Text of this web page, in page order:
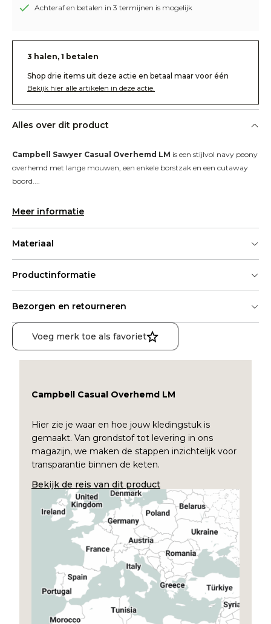
Achteraf en betalen in 3 termijnen is mogelijk
3 halen, 1 betalen
Shop drie items uit deze actie en betaal maar voor één
Bekijk hier alle artikelen in deze actie.
Alles over dit product
Campbell Sawyer Casual Overhemd LM is een stijlvol navy peony
overhemd met lange mouwen, een enkele borstzak en een cutaway
boord....
Meer informatie
Materiaal
Productinformatie
Bezorgen en retourneren
Voeg merk toe als favoriet
Campbell Casual Overhemd LM
Hier zie je waar en hoe jouw kledingstuk is
gemaakt. Van grondstof tot levering in ons
magazijn, we maken de stappen inzichtelijk voor
transparantie binnen de keten.
Bekijk de reis van dit product